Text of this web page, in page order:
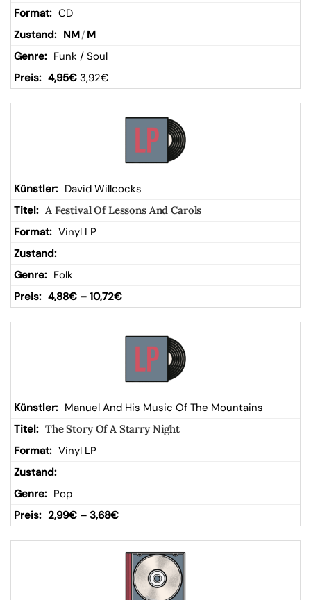
CD
NM/ M
Funk / Soul
4,95€ 3,92€
David Willcocks
A Festival Of Lessons And Carols
Vinyl LP
Folk
4,88€ – 10,72€
Manuel And His Music Of The Mountains
The Story Of A Starry Night
Vinyl LP
Pop
2,99€ – 3,68€